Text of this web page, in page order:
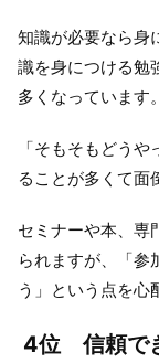
知識が必要なら身
識を身につける勉
多くなっています。
「そもそもどう
ることが多くて面
セミナーや本、専
られますが、「参
う」という点を心
4位 信頼で